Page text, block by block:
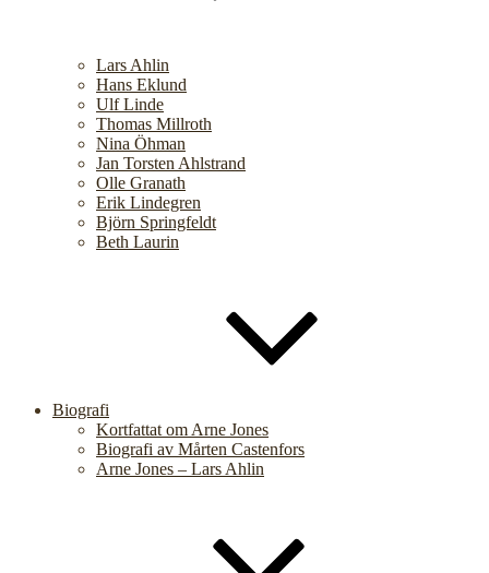
Lars Ahlin
Hans Eklund
Ulf Linde
Thomas Millroth
Nina Öhman
Jan Torsten Ahlstrand
Olle Granath
Erik Lindegren
Björn Springfeldt
Beth Laurin
Biografi
Kortfattat om Arne Jones
Biografi av Mårten Castenfors
Arne Jones – Lars Ahlin